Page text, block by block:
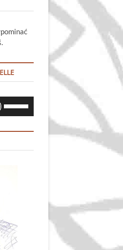
góry
głośność.